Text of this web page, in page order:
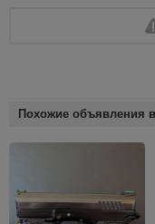
Похожие объявления